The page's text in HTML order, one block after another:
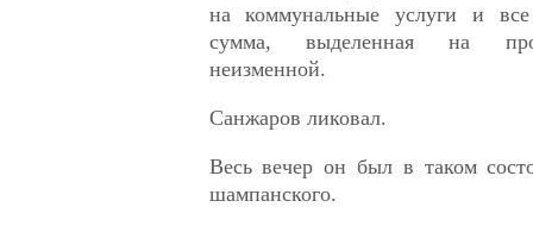
на коммунальные услуги и все
сумма, выделенная на
неизменной.
Санжаров ликовал.
Весь вечер он был в таком
шампанского.